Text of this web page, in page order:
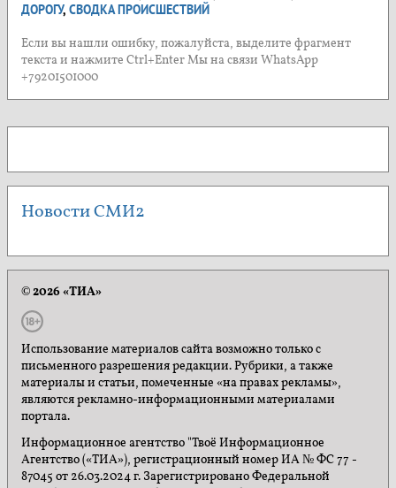
ДОРОГУ, СВОДКА ПРОИСШЕСТВИЙ
Если вы нашли ошибку, пожалуйста, выделите фрагмент
текста и нажмите Ctrl+Enter Мы на связи WhatsApp
+79201501000
Новости СМИ2
© 2026 «ТИА»
Использование материалов сайта возможно только с
письменного разрешения редакции. Рубрики, а также
материалы и статьи, помеченные «на правах рекламы»,
являются рекламно-информационными материалами
портала.
Информационное агентство "Твоё Информационное
Агентство («ТИА»), регистрационный номер ИА № ФС 77 -
87045 от 26.03.2024 г. Зарегистрировано Федеральной